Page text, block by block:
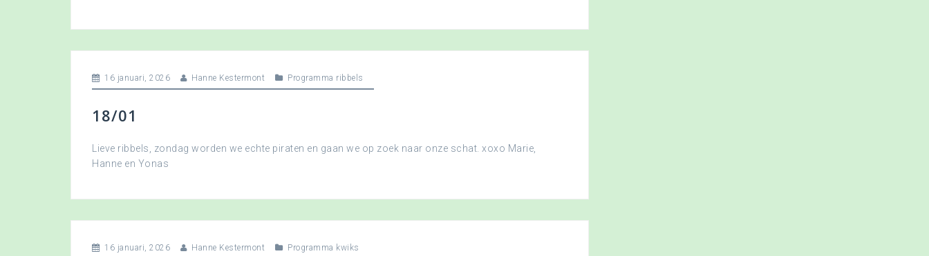
16 januari, 2026 Hanne Kestermont Programma ribbels
18/01
Lieve ribbels, zondag worden we echte piraten en gaan we op zoek naar onze schat. xoxo Marie,
Hanne en Yonas
16 januari, 2026 Hanne Kestermont Programma kwiks